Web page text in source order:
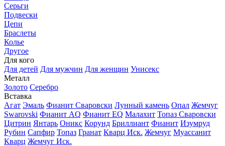
Серьги
Подвески
Цепи
Браслеты
Колье
Другое
Для кого
Для детей Для мужчин Для женщин Унисекс
Металл
Золото Серебро
Вставка
Агат Эмаль Фианит Сваровски Лунный камень Опал Жемчуг
Swarovski Фианит AQ Фианит EQ Малахит Топаз Сваровски
Цитрин Янтарь Оникс Корунд Бриллиант Фианит Изумруд
Рубин Сапфир Топаз Гранат Кварц Иск. Жемчуг Муассанит
Кварц Жемчуг Иск.